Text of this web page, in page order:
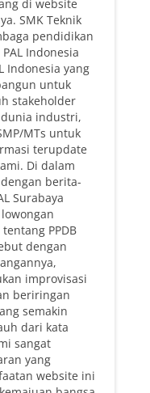
di website
SMK Teknik
pendidikan
Indonesia
Indonesia yang
untuk
stakeholder
industri,
MTs untuk
terupdate
Di dalam
berita-
Surabaya
PPDB
dengan
improvisasi
beriringan
semakin
dari kata
sangat
yang
website ini